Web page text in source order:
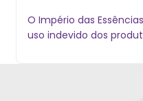
O Império das
uso indevido dos